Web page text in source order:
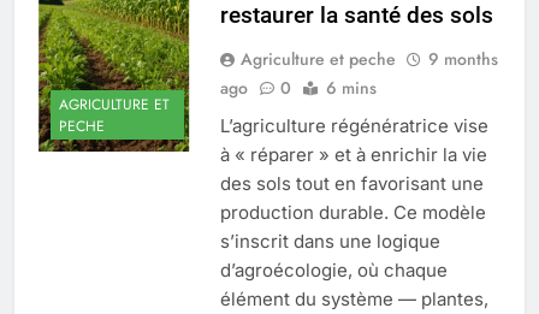
AGRICULTURE ET
PECHE
restaurer la santé des sols
Agriculture et peche
9 months
ago
0 6 mins
L’agriculture régénératrice vise
à « réparer » et à enrichir la vie
des sols tout en favorisant une
production durable. Ce modèle
s’inscrit dans une logique
d’agroécologie, où chaque
élément du système — plantes,